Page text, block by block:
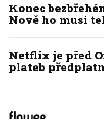
Konec
Nově ho musí
Netflix je před
plateb